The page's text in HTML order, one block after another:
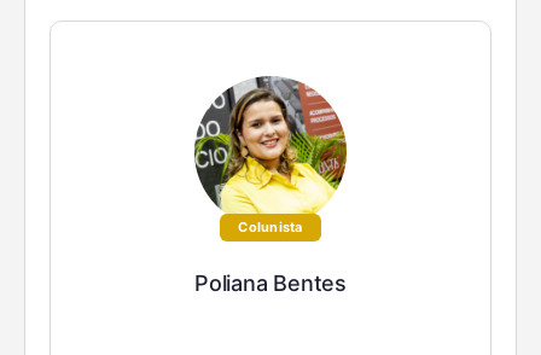
Colunista
Poliana Bentes